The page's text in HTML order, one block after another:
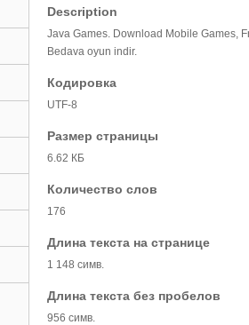
Description
Java Games. Download Mobile Games,
Bedava oyun indir.
Кодировка
UTF-8
Размер страницы
6.62 КБ
Количество слов
176
Длина текста на странице
1 148 симв.
Длина текста без пробелов
956 симв.